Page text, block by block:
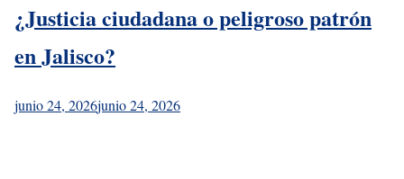
¿Justicia ciudadana o peligroso patrón
en Jalisco?
junio 24, 2026junio 24, 2026